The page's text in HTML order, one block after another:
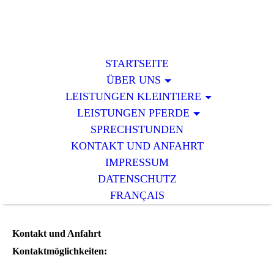
STARTSEITE
ÜBER UNS
LEISTUNGEN KLEINTIERE
LEISTUNGEN PFERDE
SPRECHSTUNDEN
KONTAKT UND ANFAHRT
IMPRESSUM
DATENSCHUTZ
FRANÇAIS
Kontakt und Anfahrt
Kontaktmöglichkeiten: